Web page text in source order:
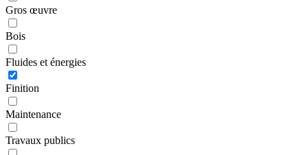
Gros œuvre
Bois
Fluides et énergies
Finition
Maintenance
Travaux publics